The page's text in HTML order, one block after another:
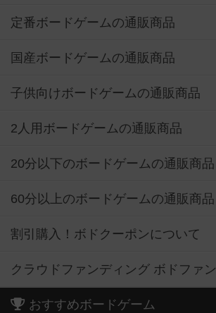
定番ボードゲームの通販商品
国産ボードゲームの通販商品
子供向けボードゲームの通販商品
2人用ボードゲームの通販商品
20分以下のボードゲームの通販商品
60分以上のボードゲームの通販商品
割引購入！ボドクーポンについて
クラウドファンディング ボドファン
おすすめボードゲーム